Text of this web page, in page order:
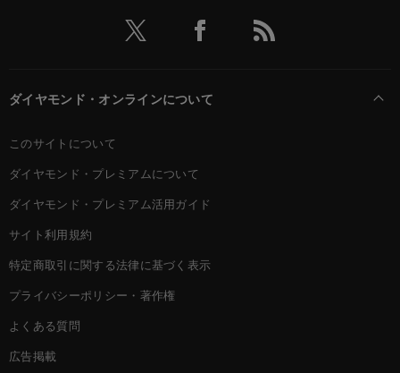
ダイヤモンド・オンラインについて
このサイトについて
ダイヤモンド・プレミアムについて
ダイヤモンド・プレミアム活用ガイド
サイト利用規約
特定商取引に関する法律に基づく表示
プライバシーポリシー・著作権
よくある質問
広告掲載